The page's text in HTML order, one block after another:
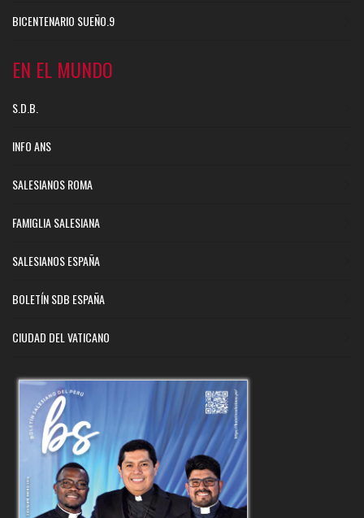
BICENTENARIO SUEÑO.9
EN EL MUNDO
S.D.B.
INFO ANS
SALESIANOS ROMA
FAMIGLIA SALESIANA
SALESIANOS ESPAÑA
BOLETÍN SDB ESPAÑA
CIUDAD DEL VATICANO